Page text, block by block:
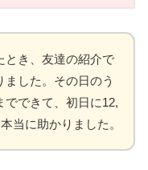
とき、友達の紹介で
した。その日のう
でできて、初日に12,
当に助かりました。